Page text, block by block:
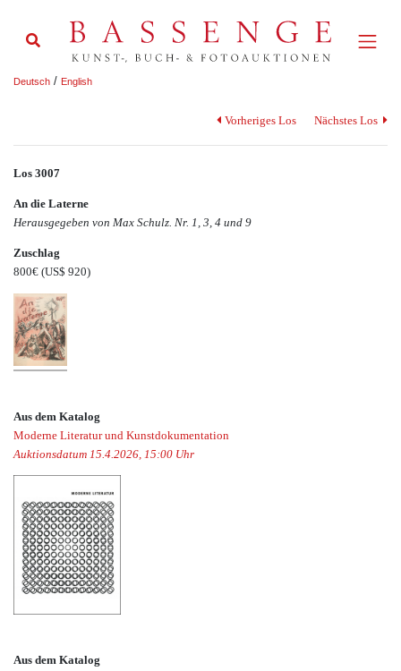
Deutsch / English
Vorheriges Los Nächstes Los
Los 3007
An die Laterne
Herausgegeben von Max Schulz. Nr. 1, 3, 4 und 9
Zuschlag
800€ (US$ 920)
Aus dem Katalog
Moderne Literatur und Kunstdokumentation
Auktionsdatum 15.4.2026, 15:00 Uhr
Aus dem Katalog